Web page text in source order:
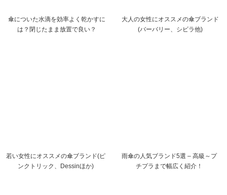
傘についた水滴を効率よく乾かすに
は？閉じたまま放置で良い？
大人の女性にオススメの傘ブランド
(バーバリー、シビラ他)
若い女性にオススメの傘ブランド(ピ
ンクトリック、Dessinほか)
雨傘の人気ブランド5選 – 高級～プ
チプラまで幅広く紹介！